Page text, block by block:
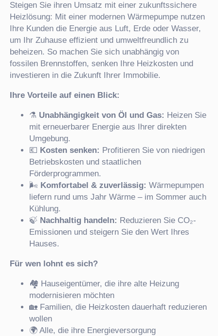
Steigen Sie ihren Umsatz mit einer zukunftssichere
Heizlösung: Mit einer modernen Wärmepumpe nutzen
Ihre Kunden die Energie aus Luft, Erde oder Wasser,
um Ihr Zuhause effizient und umweltfreundlich zu
beheizen. So machen Sie sich unabhängig von
fossilen Brennstoffen, senken Ihre Heizkosten und
investieren in die Zukunft Ihrer Immobilie.
Ihre Vorteile auf einen Blick:
⚗️ Unabhängigkeit von Öl und Gas: Heizen Sie
mit erneuerbarer Energie aus Ihrer direkten
Umgebung.
💶 Kosten senken: Profitieren Sie von niedrigen
Betriebskosten und staatlichen
Förderprogrammen.
🌬️ Komfortabel & zuverlässig: Wärmepumpen
liefern rund ums Jahr Wärme – im Sommer auch
Kühlung.
🍃 Nachhaltig handeln: Reduzieren Sie CO₂-
Emissionen und steigern Sie den Wert Ihres
Hauses.
Für wen lohnt es sich?
🏘️ Hauseigentümer, die ihre alte Heizung
modernisieren möchten
🏡 Familien, die Heizkosten dauerhaft reduzieren
wollen
🌍 Alle, die ihre Energieversorgung